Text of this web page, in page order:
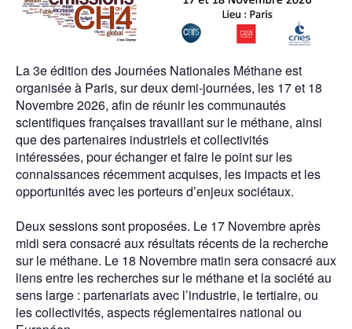
La 3e édition des Journées Nationales Méthane est
organisée à Paris, sur deux demi-journées, les 17 et 18
Novembre 2026, afin de réunir les communautés
scientifiques françaises travaillant sur le méthane, ainsi
que des partenaires industriels et collectivités
intéressées, pour échanger et faire le point sur les
connaissances récemment acquises, les impacts et les
opportunités avec les porteurs d’enjeux sociétaux.
Deux sessions sont proposées. Le 17 Novembre après
midi sera consacré aux résultats récents de la recherche
sur le méthane. Le 18 Novembre matin sera consacré aux
liens entre les recherches sur le méthane et la société au
sens large : partenariats avec l’industrie, le tertiaire, ou
les collectivités, aspects réglementaires national ou